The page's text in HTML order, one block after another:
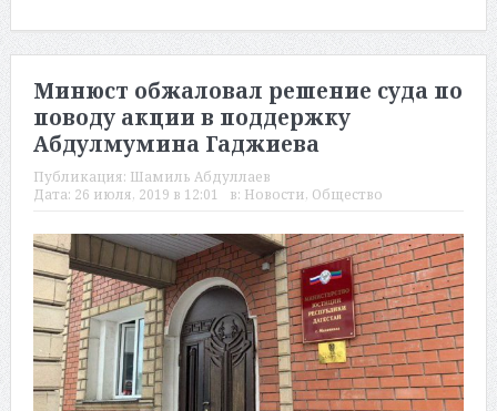
Минюст обжаловал решение суда по
поводу акции в поддержку
Абдулмумина Гаджиева
Публикация: Шамиль Абдуллаев
Дата: 26 июля, 2019 в 12:01 в: Новости, Общество